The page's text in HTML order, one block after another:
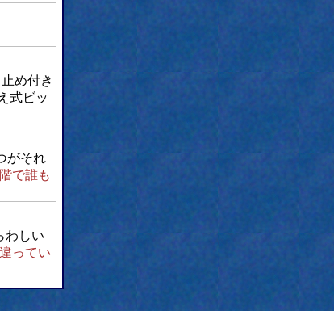
め付き
式ビッ
がそれ
で誰も
わしい
ってい